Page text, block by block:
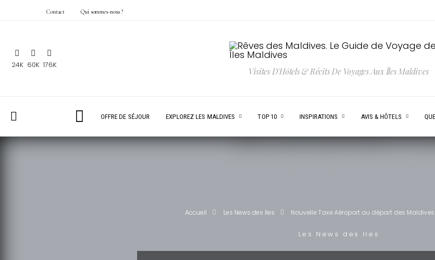
Contact Qui sommes-nous ?
24K 60K 176K
Visites D'Hôtels & Récits De Voyages Aux Îles Maldives
OFFRE DE SÉJOUR EXPLOREZ LES MALDIVES TOP 10 INSPIRATIONS AVIS & HÔTELS
Accueil Les News des Iles Nouvelle Taxe Aéroport au départ des Maldives
Les News des Iles